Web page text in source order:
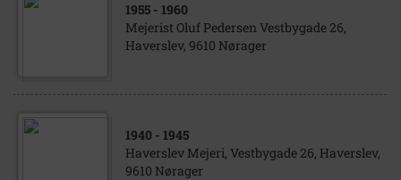
1955 - 1960
Mejerist Oluf Pedersen Vestbygade 26,
Haverslev, 9610 Nørager
1940 - 1945
Haverslev Mejeri, Vestbygade 26, Haverslev,
9610 Nørager